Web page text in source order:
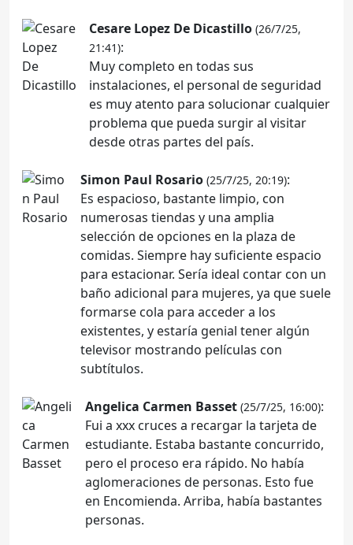
Cesare Lopez De Dicastillo (26/7/25,
21:41):
Muy completo en todas sus
instalaciones, el personal de seguridad
es muy atento para solucionar cualquier
problema que pueda surgir al visitar
desde otras partes del país.
Simon Paul Rosario (25/7/25, 20:19):
Es espacioso, bastante limpio, con
numerosas tiendas y una amplia
selección de opciones en la plaza de
comidas. Siempre hay suficiente espacio
para estacionar. Sería ideal contar con un
baño adicional para mujeres, ya que suele
formarse cola para acceder a los
existentes, y estaría genial tener algún
televisor mostrando películas con
subtítulos.
Angelica Carmen Basset (25/7/25, 16:00):
Fui a xxx cruces a recargar la tarjeta de
estudiante. Estaba bastante concurrido,
pero el proceso era rápido. No había
aglomeraciones de personas. Esto fue
en Encomienda. Arriba, había bastantes
personas.